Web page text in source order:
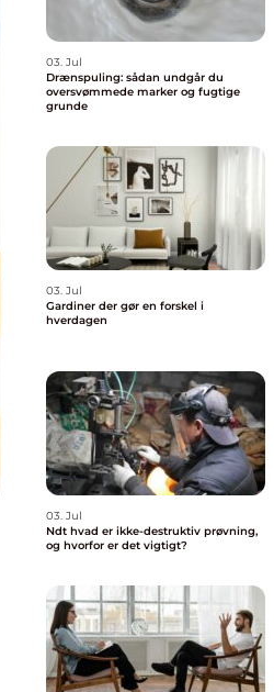
03. Jul
Drænspuling: sådan undgår du
oversvømmede marker og fugtige
grunde
03. Jul
Gardiner der gør en forskel i
hverdagen
03. Jul
Ndt hvad er ikke-destruktiv prøvning,
og hvorfor er det vigtigt?